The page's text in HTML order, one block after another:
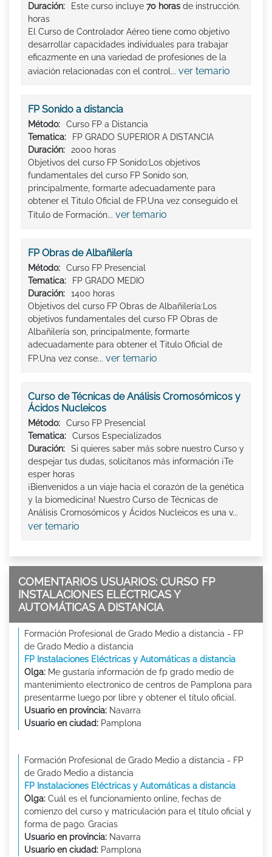
Duración:
Este curso incluye 70 horas de instrucción.
horas
El Curso de Controlador Aéreo tiene como objetivo
desarrollar capacidades individuales para trabajar
eficazmente en una variedad de profesiones de la
aviación relacionadas con el control... ver temario
FP Sonido a distancia
Método:
Curso FP a Distancia
Tematica:
FP GRADO SUPERIOR A DISTANCIA
Duración:
2000 horas
Objetivos del curso FP Sonido:Los objetivos
fundamentales del curso FP Sonido son,
principalmente, formarte adecuadamente para
obtener el Titulo Oficial de FP.Una vez conseguido el
Título de Formación... ver temario
FP Obras de Albañilería
Método:
Curso FP Presencial
Tematica:
FP GRADO MEDIO
Duración:
1400 horas
Objetivos del curso FP Obras de Albañilería:Los
objetivos fundamentales del curso FP Obras de
Albañilería son, principalmente, formarte
adecuadamente para obtener el Titulo Oficial de
FP.Una vez conse... ver temario
Curso de Técnicas de Análisis Cromosómicos y
Ácidos Nucleicos
Método:
Curso FP Presencial
Tematica:
Cursos Especializados
Duración:
Si quieres saber más sobre nuestro Curso y
despejar tus dudas, solicítanos más información ¡Te
esper horas
¡Bienvenidos a un viaje hacia el corazón de la genética
y la biomedicina! Nuestro Curso de Técnicas de
Análisis Cromosómicos y Ácidos Nucleicos es una v...
ver temario
COMENTARIOS USUARIOS: CURSO FP
INSTALACIONES ELÉCTRICAS Y
AUTOMÁTICAS A DISTANCIA
Formación Profesional de Grado Medio a distancia - FP
de Grado Medio a distancia
FP Instalaciones Eléctricas y Automáticas a distancia
Olga: Me gustaría información de fp grado medio de
mantenimiento electronico de centros de Pamplona para
presentarme luego por libre y obtener el título oficial.
Usuario en provincia: Navarra
Usuario en ciudad: Pamplona
Formación Profesional de Grado Medio a distancia - FP
de Grado Medio a distancia
FP Instalaciones Eléctricas y Automáticas a distancia
Olga: Cuál es el funcionamiento online, fechas de
comienzo del curso y matriculación para el título oficial y
forma de pago. Gracias
Usuario en provincia: Navarra
Usuario en ciudad: Pamplona